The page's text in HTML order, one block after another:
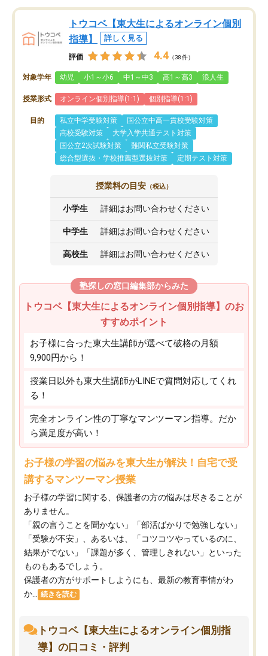
トウコベ【東大生によるオンライン個別
指導】
詳しく見る
評価 4.4 （38件）
対象学年 幼児 小1～小6 中1～中3 高1～高3 浪人生
授業形式 オンライン個別指導(1:1) 個別指導(1:1)
目的 私立中学受験対策
国公立中高一貫校受験対策
高校受験対策
大学入学共通テスト対策
国公立2次試験対策
難関私立受験対策
総合型選抜・学校推薦型選抜対策
定期テスト対策
授業料の目安 （税込）
小学生 詳細はお問い合わせください
中学生 詳細はお問い合わせください
高校生 詳細はお問い合わせください
塾探しの窓口編集部からみた
トウコベ【東大生によるオンライン個別指導】のお
すすめポイント
お子様に合った東大生講師が選べて破格の月額
9,900円から！
授業日以外も東大生講師がLINEで質問対応してくれ
る！
完全オンライン性の丁寧なマンツーマン指導。だか
ら満足度が高い！
お子様の学習の悩みを東大生が解決！自宅で受
講するマンツーマン授業
お子様の学習に関する、保護者の方の悩みは尽きることが
ありません。
「親の言うことを聞かない」「部活ばかりで勉強しない」
「受験が不安」、あるいは、「コツコツやっているのに、
結果がでない」「課題が多く、管理しきれない」といった
ものもあるでしょう。
保護者の方がサポートしようにも、最新の教育事情がわ
か...
続きを読む
トウコベ【東大生によるオンライン個別指
導】の口コミ・評判